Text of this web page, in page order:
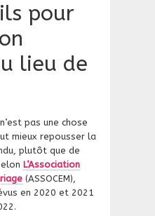
pour
lieu de
pas une chose
mieux repousser la
plutôt que de
L’Association
(ASSOCEM),
en 2020 et 2021